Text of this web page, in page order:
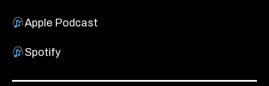
Apple Podcast
Spotify